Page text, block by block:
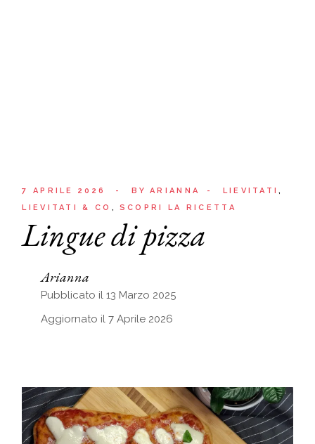
7 APRILE 2026 BY ARIANNA
LIEVITATI
LIEVITATI & CO
SCOPRI LA RICETTA
Lingue di pizza
Arianna
Pubblicato il 13 Marzo 2025
Aggiornato il 7 Aprile 2026